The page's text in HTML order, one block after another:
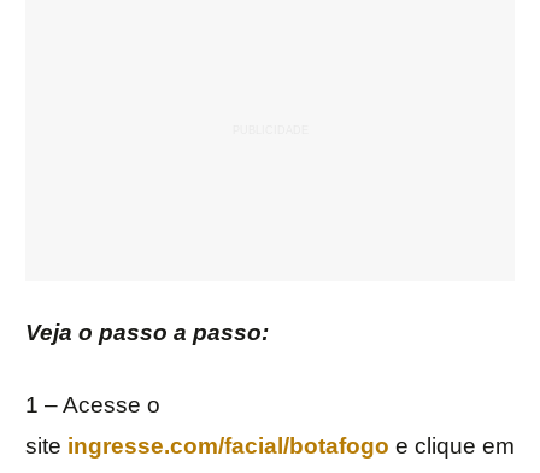
Veja o passo a passo:
1 – Acesse o
site ingresse.com/facial/botafogo e clique em